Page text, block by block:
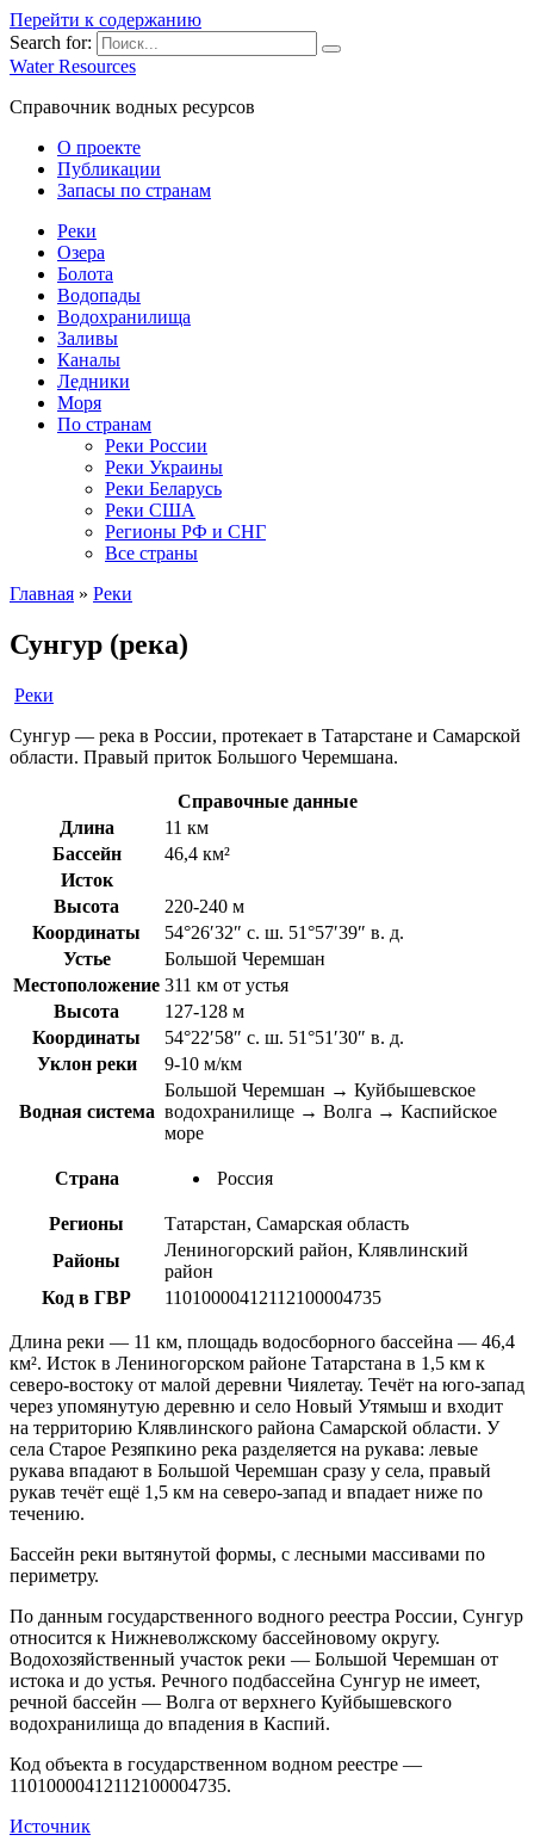
Перейти к содержанию
Search for:
Water Resources
Справочник водных ресурсов
О проекте
Публикации
Запасы по странам
Реки
Озера
Болота
Водопады
Водохранилища
Заливы
Каналы
Ледники
Моря
По странам
Реки России
Реки Украины
Реки Беларусь
Реки США
Регионы РФ и СНГ
Все страны
Главная » Реки
Сунгур (река)
Реки
Сунгур — река в России, протекает в Татарстане и Самарской
области. Правый приток Большого Черемшана.
Справочные данные
Длина
11 км
Бассейн
46,4 км²
Исток
Высота
220-240 м
Координаты
54°26′32″ с. ш. 51°57′39″ в. д.
Устье
Большой Черемшан
Местоположение 311 км от устья
Высота
127-128 м
Координаты
54°22′58″ с. ш. 51°51′30″ в. д.
Уклон реки
9-10 м/км
Водная система
Большой Черемшан → Куйбышевское
водохранилище → Волга → Каспийское
море
Страна Россия
Регионы
Татарстан, Самарская область
Районы
Лениногорский район, Клявлинский
район
Код в ГВР
11010000412112100004735
Длина реки — 11 км, площадь водосборного бассейна — 46,4
км². Исток в Лениногорском районе Татарстана в 1,5 км к
северо-востоку от малой деревни Чиялетау. Течёт на юго-запад
через упомянутую деревню и село Новый Утямыш и входит
на территорию Клявлинского района Самарской области. У
села Старое Резяпкино река разделяется на рукава: левые
рукава впадают в Большой Черемшан сразу у села, правый
рукав течёт ещё 1,5 км на северо-запад и впадает ниже по
течению.
Бассейн реки вытянутой формы, с лесными массивами по
периметру.
По данным государственного водного реестра России, Сунгур
относится к Нижневолжскому бассейновому округу.
Водохозяйственный участок реки — Большой Черемшан от
истока и до устья. Речного подбассейна Сунгур не имеет,
речной бассейн — Волга от верхнего Куйбышевского
водохранилища до впадения в Каспий.
Код объекта в государственном водном реестре —
11010000412112100004735.
Источник